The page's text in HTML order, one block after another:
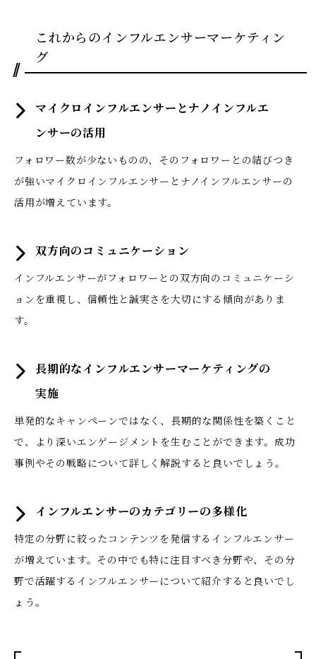
これからのインフルエンサーマーケティン
グ
マイクロインフルエンサーとナノインフルエ
ンサーの活用
フォロワー数が少ないものの、そのフォロワーとの結びつき
が強いマイクロインフルエンサーとナノインフルエンサーの
活用が増えています。
双方向のコミュニケーション
インフルエンサーがフォロワーとの双方向のコミュニケーシ
ョンを重視し、信頼性と誠実さを大切にする傾向がありま
す。
長期的なインフルエンサーマーケティングの
実施
単発的なキャンペーンではなく、長期的な関係性を築くこと
で、より深いエンゲージメントを生むことができます。成功
事例やその戦略について詳しく解説すると良いでしょう。
インフルエンサーのカテゴリーの多様化
特定の分野に絞ったコンテンツを発信するインフルエンサー
が増えています。その中でも特に注目すべき分野や、その分
野で活躍するインフルエンサーについて紹介すると良いでし
ょう。